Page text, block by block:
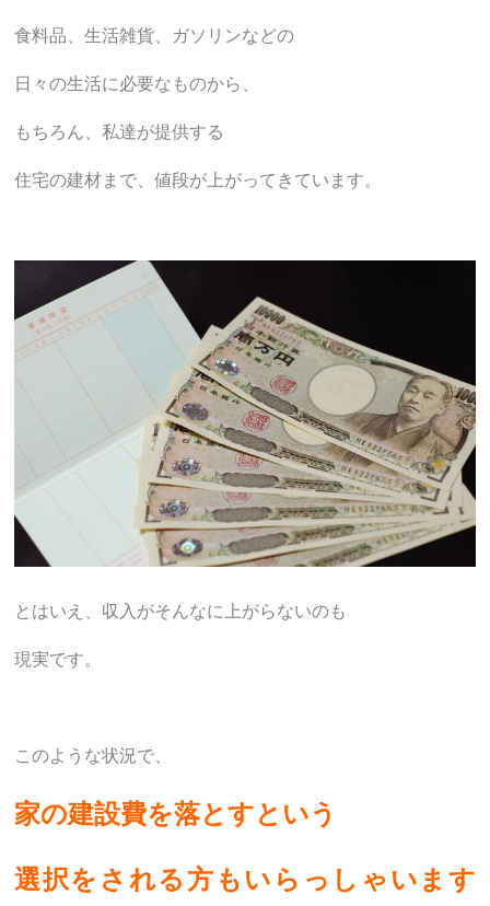
食料品、生活雑貨、ガソリンなどの
日々の生活に必要なものから、
もちろん、私達が提供する
住宅の建材まで、値段が上がってきています。
とはいえ、収入がそんなに上がらないのも
現実です。
このような状況で、
家の建設費を落とすという
選択をされる方もいらっしゃいます